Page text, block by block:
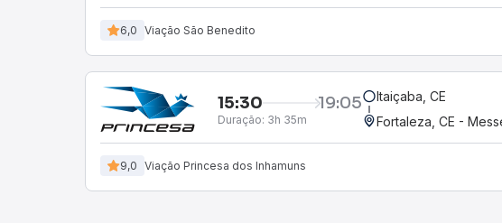
6,0 Viação São Benedito
15:30 19:05
Duração: 3h 35m
Itaiçaba, CE
Fortaleza, CE -
9,0 Viação Princesa dos Inhamuns